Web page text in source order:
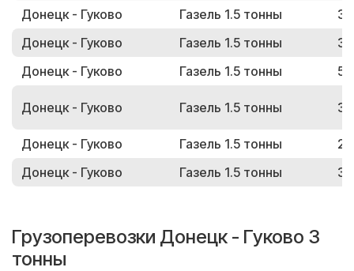
Донецк - Гуково Газель 1.5 тонны
Донецк - Гуково
Газель 1.5 тонны
Донецк - Гуково
Газель 1.5 тонны
Донецк - Гуково Газель 1.5 тонны
Донецк - Гуково Газель 1.5 тонны
Донецк - Гуково
Газель 1.5 тонны
Грузоперевозки Донецк - Гуково 3
тонны